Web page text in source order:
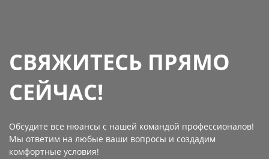
СВЯЖИТЕСЬ ПРЯМО
СЕЙЧАС!
Обсудите все нюансы с нашей командой профессионалов!
Мы ответим на любые ваши вопросы и создадим
комфортные условия!